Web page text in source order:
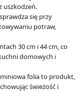
uszkodzeń.
się przy
potraw,
30 cm i 44 cm, co
domowych i
folia to produkt,
świeżość i